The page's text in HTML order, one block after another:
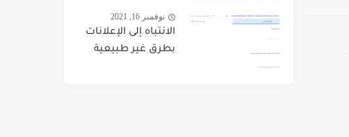
نوفمبر 16, 2021
الانتباه إلى الإعلانات
بطرق غير طبيعية